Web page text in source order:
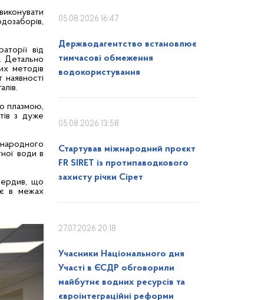
від
Детально
методів
плазмою,
з дуже
води в
що
в межах
05.08.2026 16:47
Держводагентство встановлює
тимчасові обмеження
водокористування
05.08.2026 13:58
Стартував міжнародний проєкт
FR SIRET із протипаводкового
захисту річки Сірет
27.07.2026 20:18
Учасники Національного дня
Участі в ЄСДР обговорили
майбутнє водних ресурсів та
євроінтеграційні реформи